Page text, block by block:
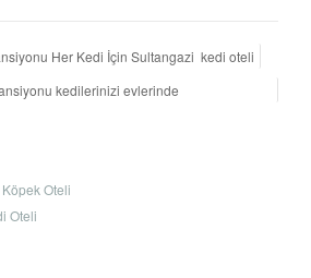
Her Kedi İçin Sultangazi kedi oteli
kedilerinizi evlerinde
Oteli
Oteli